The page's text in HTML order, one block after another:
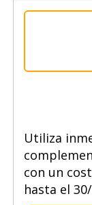
Utiliza
con un
hasta el